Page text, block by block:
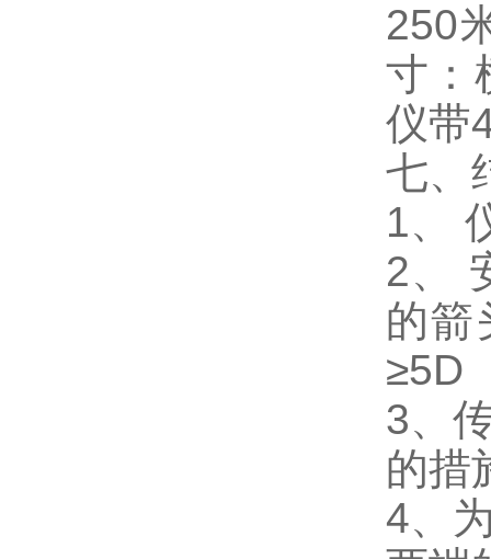
250
寸：
仪带
七、
1、
2、
的箭
≥5D
3、
的措
4、